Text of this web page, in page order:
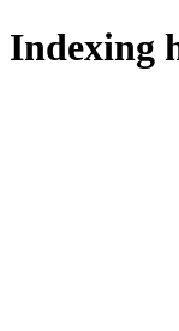
Indexing